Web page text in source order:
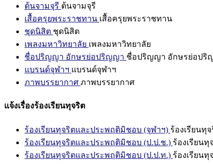
ต้นจามจุรี ต้นจามจุรี
เสื้อครุยพระราชทาน เสื้อครุยพระราชทาน
ชุดนิสิต ชุดนิสิต
เพลงมหาวิทยาลัย เพลงมหาวิทยาลัย
ชื่อปริญญา อักษรย่อปริญญา ชื่อปริญญา อักษรย่อปริ
แบรนด์จุฬาฯ แบรนด์จุฬาฯ
ภาพบรรยากาศ ภาพบรรยากาศ
แจ้งเรื่องร้องเรียนทุจริต
ร้องเรียนทุจริตและประพฤติมิชอบ (จุฬาฯ) ร้องเรียนทุ
ร้องเรียนทุจริตและประพฤติมิชอบ (ป.ป.ช.) ร้องเรียน
ร้องเรียนทุจริตและประพฤติมิชอบ (ป.ป.ท.) ร้องเรียน